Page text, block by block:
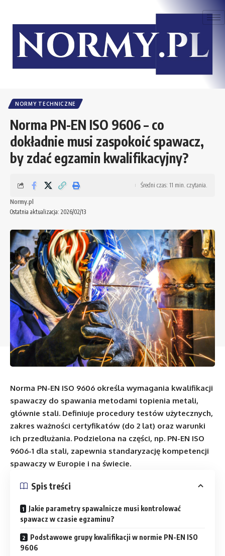
NORMY TECHNICZNE
Norma PN-EN ISO 9606 – co
dokładnie musi zaspokoić spawacz,
by zdać egzamin kwalifikacyjny?
Ostatnia aktualizacja: 2026/02/13
Normy.pl
Średni czas: 11 min. czytania.
Norma PN-EN ISO 9606 określa wymagania kwalifikacji
spawaczy do spawania metodami topienia metali,
głównie stali. Definiuje procedury testów użytecznych,
zakres ważności certyfikatów (do 2 lat) oraz warunki
ich przedłużania. Podzielona na części, np. PN-EN ISO
9606-1 dla stali, zapewnia standaryzację kompetencji
spawaczy w Europie i na świecie.
Spis treści
Jakie parametry spawalnicze musi kontrolować
spawacz w czasie egzaminu?
Podstawowe grupy kwalifikacji w normie PN-EN ISO
9606